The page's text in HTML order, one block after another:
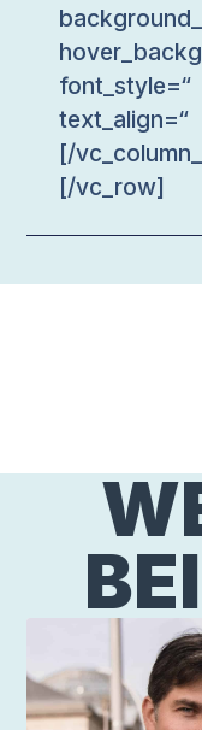
[/
[/vc_row]